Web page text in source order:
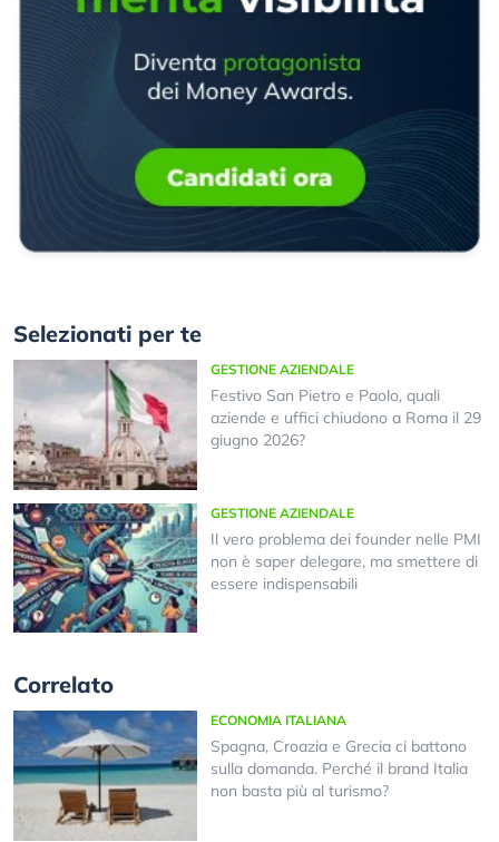
Selezionati per te
GESTIONE AZIENDALE
Festivo San Pietro e Paolo, quali
aziende e uffici chiudono a Roma il 29
giugno 2026?
GESTIONE AZIENDALE
Il vero problema dei founder nelle PMI
non è saper delegare, ma smettere di
essere indispensabili
Correlato
ECONOMIA ITALIANA
Spagna, Croazia e Grecia ci battono
sulla domanda. Perché il brand Italia
non basta più al turismo?